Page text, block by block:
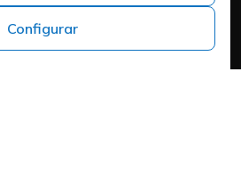
Configurar